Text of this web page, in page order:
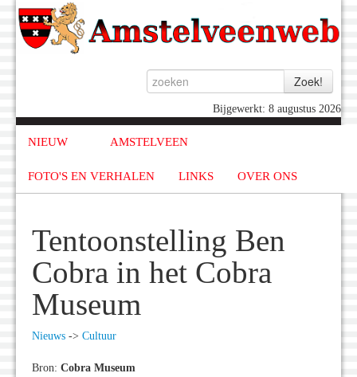
Bijgewerkt: 8 augustus 2026
NIEUW AMSTELVEEN
FOTO'S EN VERHALEN LINKS OVER ONS
Tentoonstelling Ben
Cobra in het Cobra
Museum
Nieuws -> Cultuur
Bron: Cobra Museum